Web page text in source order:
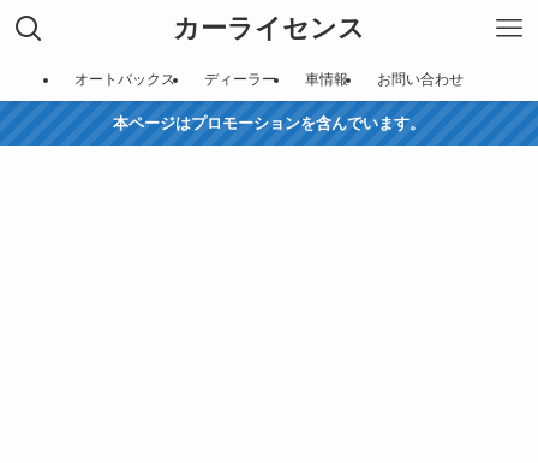
カーライセンス
オートバックス ディーラー 車情報 お問い合わせ
本ページはプロモーションを含んでいます。